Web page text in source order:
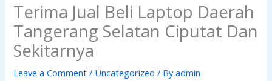
Terima Jual Beli Laptop Daerah
Tangerang Selatan Ciputat Dan
Sekitarnya
Leave a Comment / Uncategorized / Byadmin